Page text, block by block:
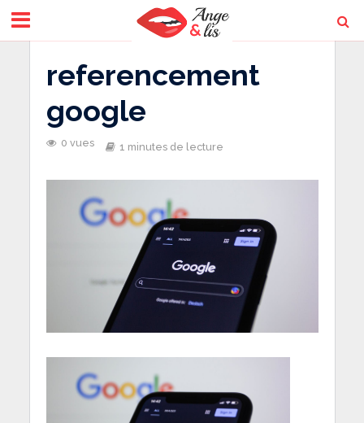
referencement
google
0 vues 1 minutes de lecture